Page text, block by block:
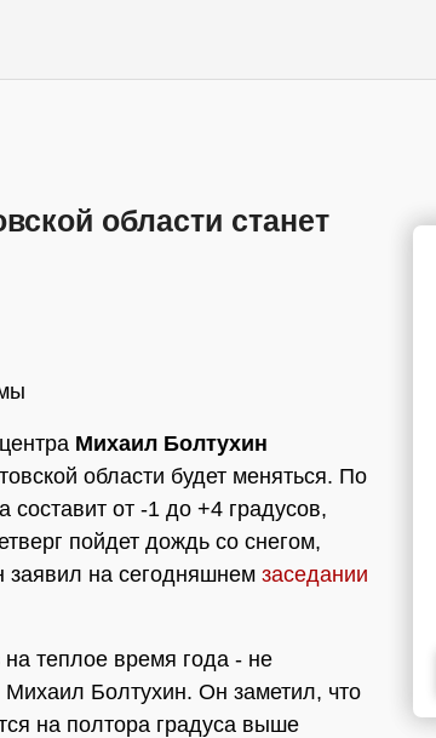
области станет
Михаил Болтухин
области будет меняться. По
составит от -1 до +4 градусов,
пойдет дождь со снегом,
заявил на сегодняшнем заседании
теплое время года - не
Болтухин. Он заметил, что
на полтора градуса выше